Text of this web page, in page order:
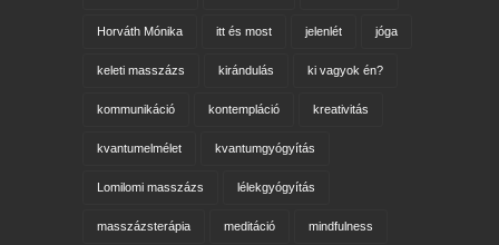
Horváth Mónika itt és most jelenlét jóga
keleti masszázs kirándulás ki vagyok én?
kommunikáció kontempláció kreativitás
kvantumelmélet kvantumgyógyítás
Lomilomi masszázs lélekgyógyítás
masszázsterápia meditáció mindfulness